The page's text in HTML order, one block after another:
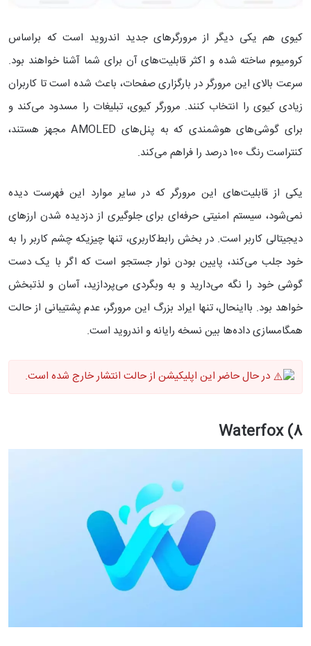
کیوی هم یکی دیگر از مرورگرهای جدید اندروید است که براساس
کرومیوم ساخته شده و اکثر قابلیت‌های آن برای شما آشنا خواهند بود.
سرعت بالای این مرورگر در بارگزاری صفحات، باعث شده است تا کاربران
زیادی کیوی را انتخاب کنند. مرورگر کیوی، تبلیغات را مسدود می‌کند و
برای گوشی‌های هوشمندی که به پنل‌های AMOLED مجهز هستند،
کنتراست رنگ 100 درصد را فراهم می‌کند.
یکی از قابلیت‌های این مرورگر که در سایر موارد این فهرست دیده
نمی‌شود، سیستم امنیتی حرفه‌ای برای جلوگیری از دزدیده شدن ارز‌های
دیجیتالی کاربر است. در بخش رابط‌کاربری، تنها چیزیکه چشم کاربر را به
خود جلب می‌کند، پایین بودن نوار جستجو است که اگر با یک دست
گوشی خود را نگه می‌دارید و به وبگردی می‌پردازید، آسان و لذتبخش
خواهد بود. بااینحال، تنها ایراد بزرگ این مرورگر، عدم پشتیبانی از حالت
همگام‎سازی داده‌ها بین نسخه رایانه و اندروید است.
در حال حاضر این اپلیکیشن از حالت انتشار خارج شده است.
8) Waterfox